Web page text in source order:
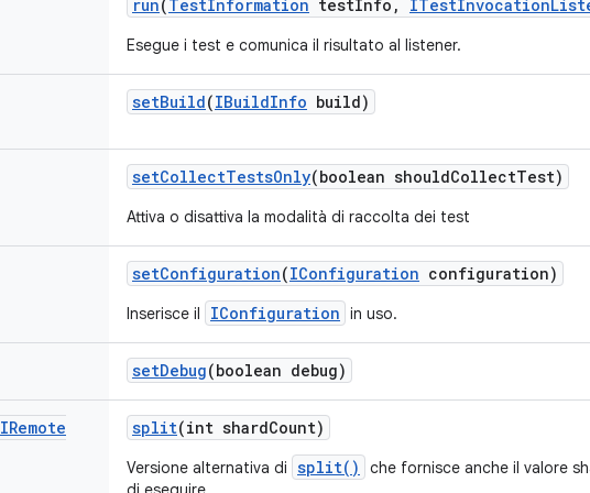
run( TestInformation testInfo , ITestInvocation
Esegue i test e comunica il risultato al listener.
setBuild(IBuildInfo build)
setCollectTestsOnly(boolean shouldCollectTest)
Attiva o disattiva la modalità di raccolta dei test
setConfiguration(IConfiguration configuration)
Inserisce il IConfiguration in uso.
setDebug(boolean debug)
IRemote
split(int shardCount)
Versione alternativa di split()
che fornisce anche il valore